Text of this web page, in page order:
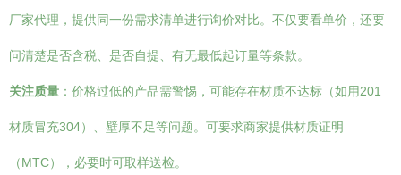
厂家代理，提供同一份需求清单进行询价对比。不仅要看单价，还要
问清楚是否含税、是否自提、有无最低起订量等条款。
关注质量 ：价格过低的产品需警惕，可能存在材质不达标（如用201
材质冒充304）、壁厚不足等问题。可要求商家提供材质证明
（MTC），必要时可取样送检。